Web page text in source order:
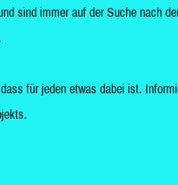
sind immer auf der Suche nach
für jeden etwas dabei ist.